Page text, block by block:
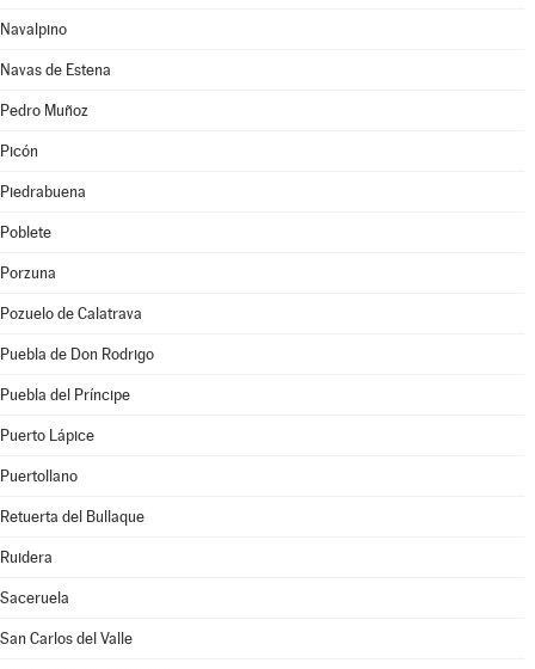
Navalpino
Navas de Estena
Pedro Muñoz
Picón
Piedrabuena
Poblete
Porzuna
Pozuelo de Calatrava
Puebla de Don Rodrigo
Puebla del Príncipe
Puerto Lápice
Puertollano
Retuerta del Bullaque
Ruidera
Saceruela
San Carlos del Valle